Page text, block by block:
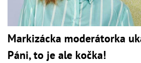
Markizácka moderátorka
Páni, to je ale kočka!